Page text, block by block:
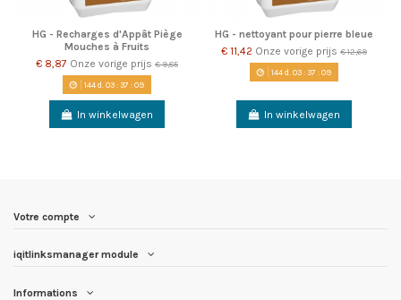
HG - Recharges d'Appât Piège
Mouches à Fruits
€ 8,87 Onze vorige prijs € 9,85
144d. 03:37 :08
In winkelwagen
HG - nettoyant pour pierre bleue
€ 11,42 Onze vorige prijs € 12,69
144d. 03:37 :08
In winkelwagen
Votre compte
iqitlinksmanager module
Informations